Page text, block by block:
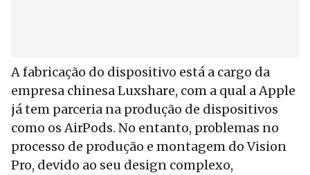
A fabricação do dispositivo está a cargo da
empresa chinesa Luxshare, com a qual a Apple
já tem parceria na produção de dispositivos
como os AirPods. No entanto, problemas no
processo de produção e montagem do Vision
Pro, devido ao seu design complexo,